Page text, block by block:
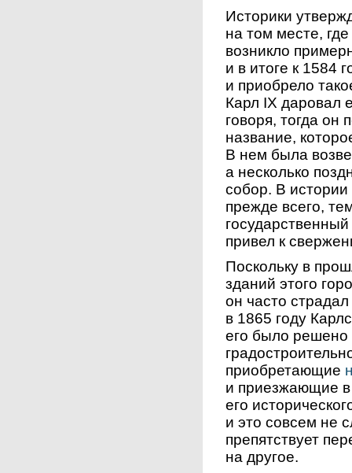
Историки
на том месте,
возникло
и в итоге к 1584
и приобрело
Карл IX даровал
говоря, тогда
название,
В нем была
а несколько
собор. В
прежде всего,
привел к
Поскольку в
зданий этого
он часто
в 1865 году
его было решено
приобретающие
и приезжающие в
его
и это совсем не
препятствует
на другое.